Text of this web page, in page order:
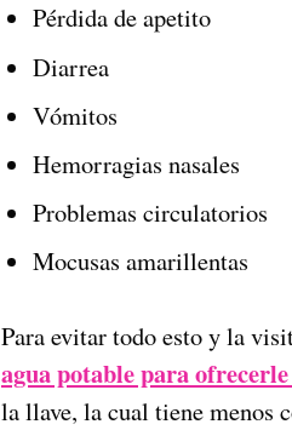
Pérdida de apetito
Diarrea
Vómitos
Hemorragias nasales
Problemas circulatorios
Mocusas amarillentas
Para evitar todo esto y la
agua potable para
la llave, la cual tiene menos